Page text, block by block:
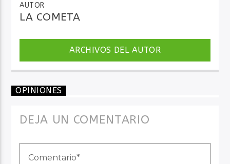
AUTOR
LA COMETA
ARCHIVOS DEL AUTOR
OPINIONES
DEJA UN COMENTARIO